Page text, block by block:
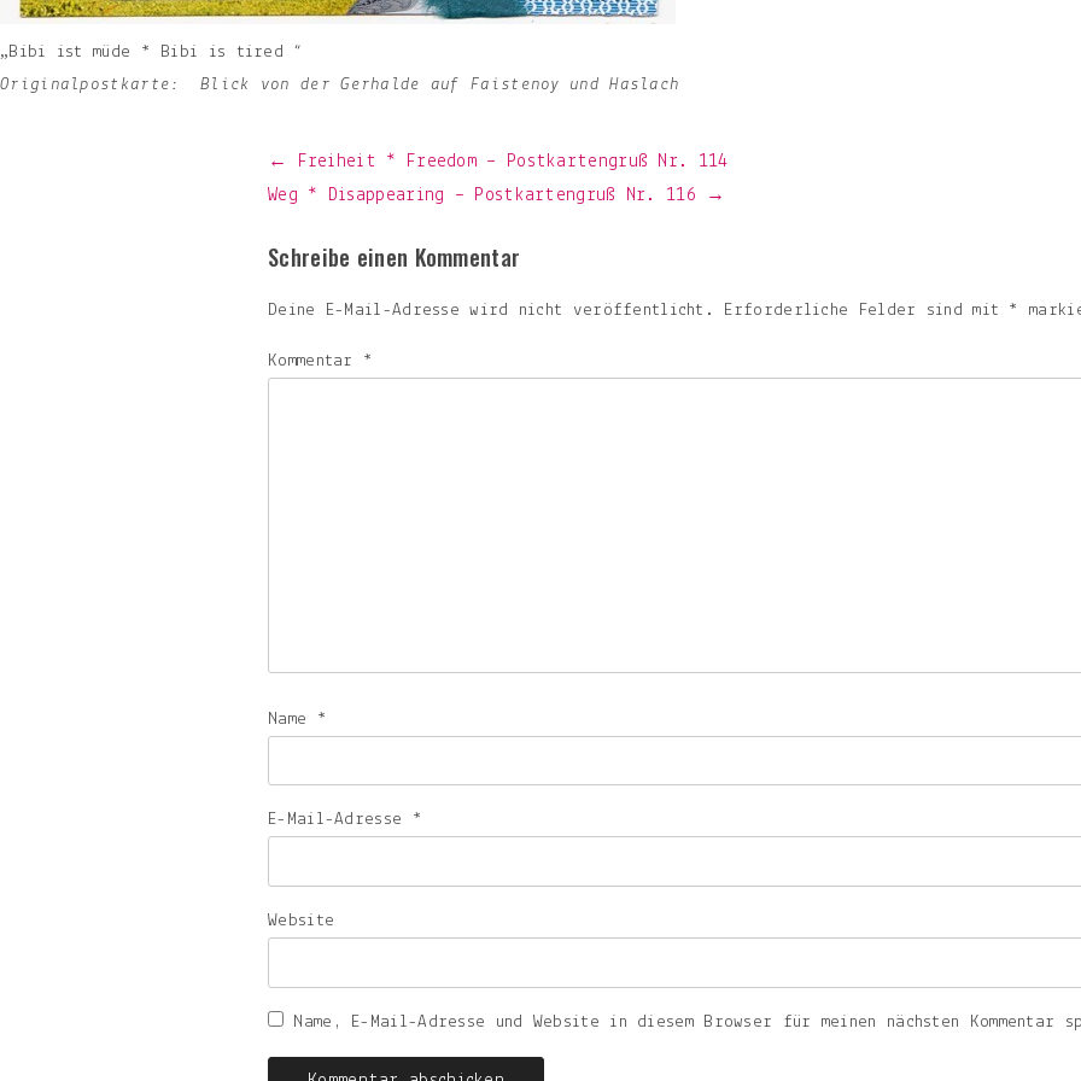
„Bibi ist müde * Bibi is tired “
Originalpostkarte: Blick von der Gerhalde auf Faistenoy und Haslach
Beitragsnavigation
← Freiheit * Freedom – Postkartengruß Nr. 114
Weg * Disappearing – Postkartengruß Nr. 116 →
Schreibe einen Kommentar
Deine E-Mail-Adresse wird nicht veröffentlicht. Erforderliche Felder sind mit *
Kommentar *
Name *
E-Mail-Adresse *
Website
Name, E-Mail-Adresse und Website in diesem Browser für meinen nächsten Kommentar